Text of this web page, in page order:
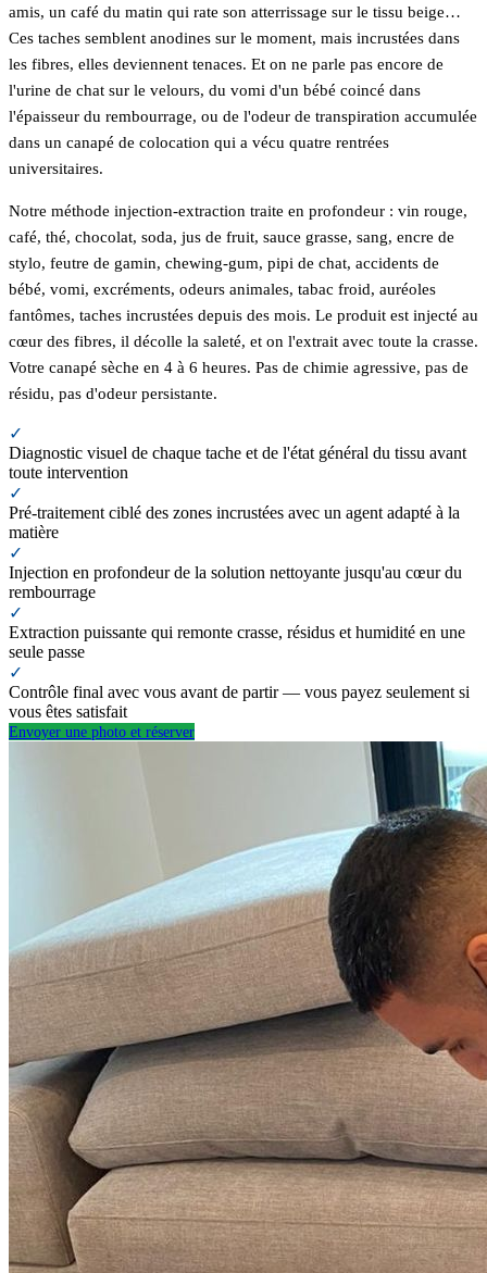
amis, un café du matin qui rate son atterrissage sur le tissu beige…
Ces taches semblent anodines sur le moment, mais incrustées dans
les fibres, elles deviennent tenaces. Et on ne parle pas encore de
l'urine de chat sur le velours, du vomi d'un bébé coincé dans
l'épaisseur du rembourrage, ou de l'odeur de transpiration accumulée
dans un canapé de colocation qui a vécu quatre rentrées
universitaires.
Notre méthode injection-extraction traite en profondeur : vin rouge,
café, thé, chocolat, soda, jus de fruit, sauce grasse, sang, encre de
stylo, feutre de gamin, chewing-gum, pipi de chat, accidents de
bébé, vomi, excréments, odeurs animales, tabac froid, auréoles
fantômes, taches incrustées depuis des mois. Le produit est injecté au
cœur des fibres, il décolle la saleté, et on l'extrait avec toute la crasse.
Votre canapé sèche en 4 à 6 heures. Pas de chimie agressive, pas de
résidu, pas d'odeur persistante.
✓
Diagnostic visuel de chaque tache et de l'état général du tissu avant
toute intervention
✓
Pré-traitement ciblé des zones incrustées avec un agent adapté à la
matière
✓
Injection en profondeur de la solution nettoyante jusqu'au cœur du
rembourrage
✓
Extraction puissante qui remonte crasse, résidus et humidité en une
seule passe
✓
Contrôle final avec vous avant de partir — vous payez seulement si
vous êtes satisfait
Envoyer une photo et réserver